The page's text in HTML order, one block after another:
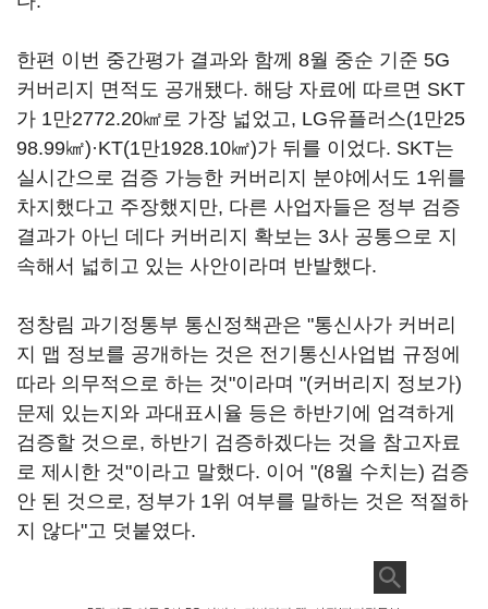
한편 이번 중간평가 결과와 함께 8월 중순 기준 5G
커버리지 면적도 공개됐다. 해당 자료에 따르면 SKT
가 1만2772.20㎢로 가장 넓었고, LG유플러스(1만25
98.99㎢)·KT(1만1928.10㎢)가 뒤를 이었다. SKT는
실시간으로 검증 가능한 커버리지 분야에서도 1위를
차지했다고 주장했지만, 다른 사업자들은 정부 검증
결과가 아닌 데다 커버리지 확보는 3사 공통으로 지
속해서 넓히고 있는 사안이라며 반발했다.
정창림 과기정통부 통신정책관은 "통신사가 커버리
지 맵 정보를 공개하는 것은 전기통신사업법 규정에
따라 의무적으로 하는 것"이라며 "(커버리지 정보가)
문제 있는지와 과대표시율 등은 하반기에 엄격하게
검증할 것으로, 하반기 검증하겠다는 것을 참고자료
로 제시한 것"이라고 말했다. 이어 "(8월 수치는) 검증
안 된 것으로, 정부가 1위 여부를 말하는 것은 적절하
지 않다"고 덧붙였다.